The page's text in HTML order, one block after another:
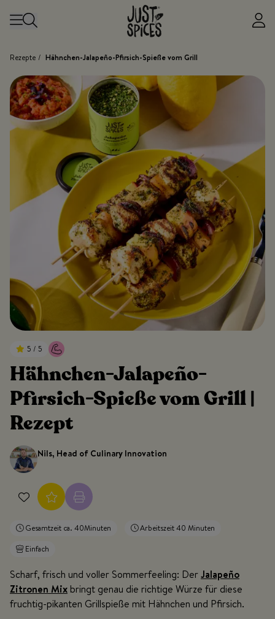
Rezepte / Hähnchen-Jalapeño-Pfirsich-Spieße vom Grill
5 / 5
Hähnchen-Jalapeño-
Pfirsich-Spieße vom Grill |
Rezept
Nils, Head of Culinary Innovation
Gesamtzeit ca. 40Minuten
Arbeitszeit 40 Minuten
Einfach
Scharf, frisch und voller Sommerfeeling: DerJalapeño
Zitronen Mix bringt genau die richtige Würze für diese
fruchtig-pikanten Grillspieße mit Hähnchen und Pfirsich.